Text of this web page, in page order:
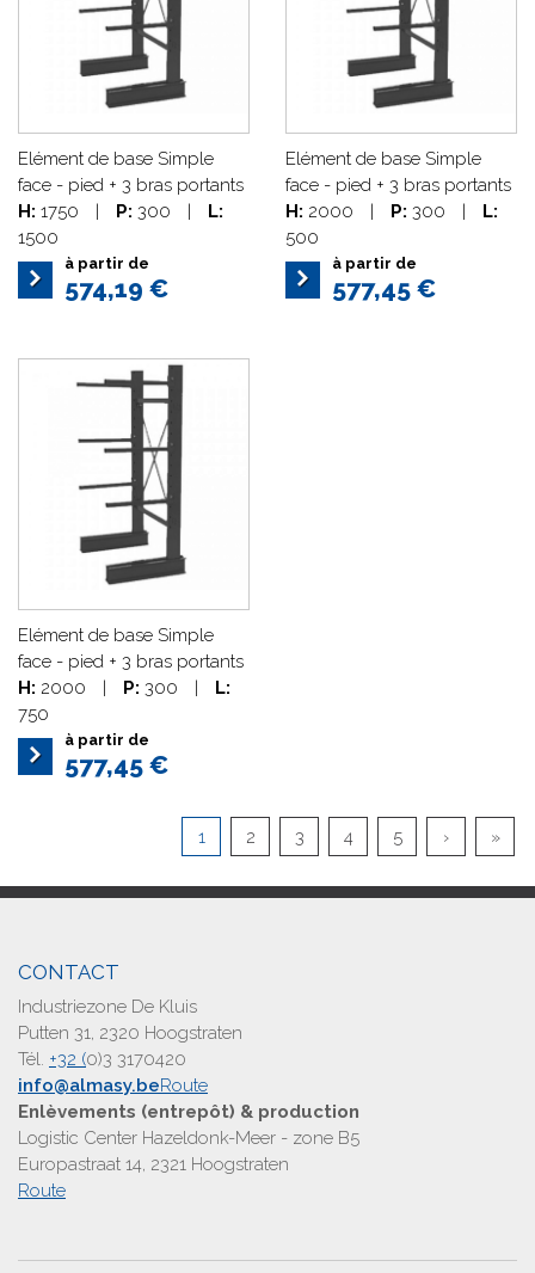
Elément de base Simple
face - pied + 3 bras portants
H: 1750 | P: 300 |
L:
1500
à partir de
574,19 €
Elément de base Simple
face - pied + 3 bras portants
H: 2000 | P: 300 |
L:
500
à partir de
577,45 €
Elément de base Simple
face - pied + 3 bras portants
H: 2000 | P: 300 |
L:
750
à partir de
577,45 €
1 2 3 4 5 › »
CONTACT
Industriezone De Kluis
Putten 31, 2320 Hoogstraten
Tél. +32 (0)3 3170420
info@almasy.beRoute
Enlèvements (entrepôt) & production
Logistic Center Hazeldonk-Meer - zone B5
Europastraat 14, 2321 Hoogstraten
Route